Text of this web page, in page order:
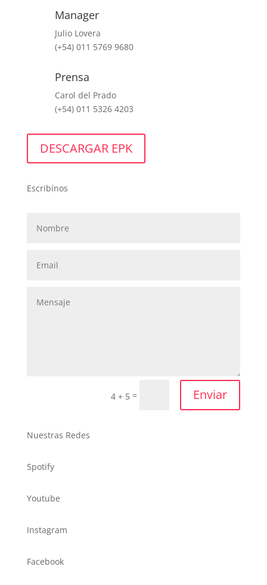
Manager
Julio Lovera
(+54) 011 5769 9680
Prensa
Carol del Prado
(+54) 011 5326 4203
DESCARGAR EPK
Escribínos
4 + 5 = Enviar
Nuestras Redes
Spotify
Youtube
Instagram
Facebook